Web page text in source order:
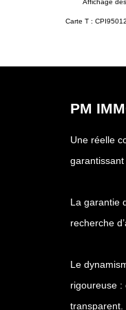
Carte T :
PM
Une réelle
garantissant
La garantie
recherche
Le
rigoureuse :
transparent.